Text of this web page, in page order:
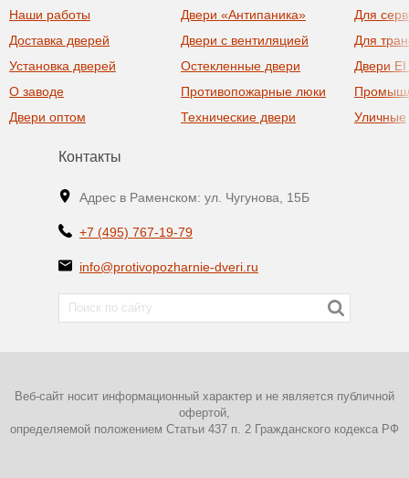
Наши работы
Доставка дверей
Установка дверей
О заводе
Двери оптом
Двери «Антипаника»
Двери с вентиляцией
Остекленные двери
Противопожарные люки
Технические двери
Для
Для
Двери
Уличные
Контакты
Адрес в Раменском: ул. Чугунова, 15Б
+7 (495) 767-19-79
info@protivopozharnie-dveri.ru
Веб-сайт носит информационный характер и не является публичной
офертой,
определяемой положением Статьи 437 п. 2 Гражданского кодекса РФ